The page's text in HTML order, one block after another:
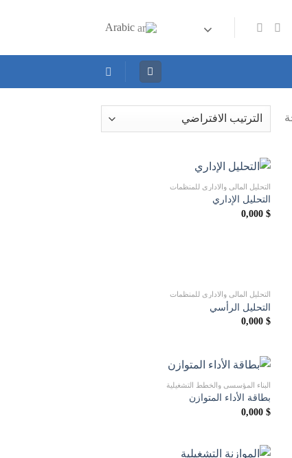
التحليل المالي والاداري للمنظمات
التحليل الإداري
0,000 $
التحليل المالي والاداري للمنظمات
التحليل الرأسي
0,000 $
البناء المؤسسي والخطط التشغيلية
بطاقة الأداء المتوازن
0,000 $